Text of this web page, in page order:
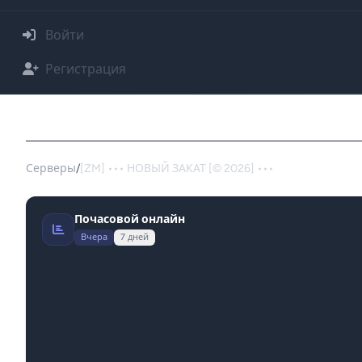
Войти
Регистрация
Серверы/ [ZM] ••• НОВЫЙ ЗАКАТ [© 2026] •••
Почасовой онлайн
Вчера 7 дней